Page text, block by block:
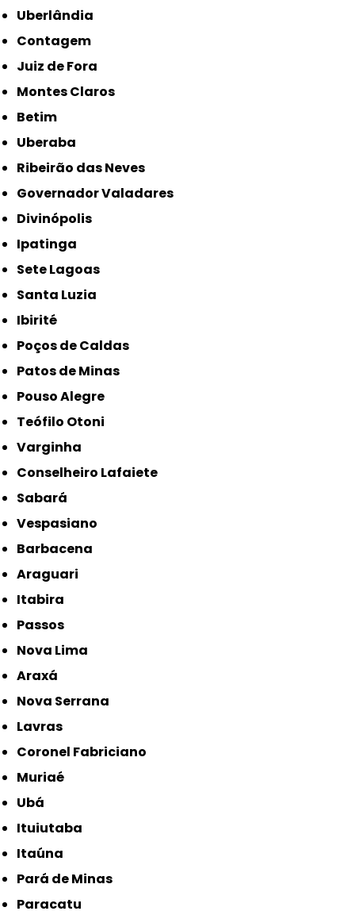
Uberlândia
Contagem
Juiz de Fora
Montes Claros
Betim
Uberaba
Ribeirão das Neves
Governador Valadares
Divinópolis
Ipatinga
Sete Lagoas
Santa Luzia
Ibirité
Poços de Caldas
Patos de Minas
Pouso Alegre
Teófilo Otoni
Varginha
Conselheiro Lafaiete
Sabará
Vespasiano
Barbacena
Araguari
Itabira
Passos
Nova Lima
Araxá
Nova Serrana
Lavras
Coronel Fabriciano
Muriaé
Ubá
Ituiutaba
Itaúna
Pará de Minas
Paracatu